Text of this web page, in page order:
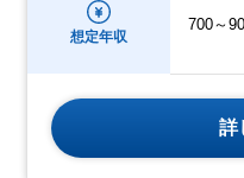
想定年収
700～
詳